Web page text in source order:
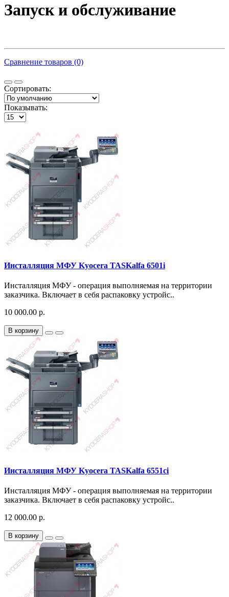
Запуск и обслуживание
Сравнение товаров (0)
Сортировать:
Показывать:
Инсталляция МФУ Kyocera TASKalfa 6501i
Инсталляция МФУ - операция выполняемая на территории
заказчика. Включает в себя распаковку устройс..
10 000.00 р.
В корзину
Инсталляция МФУ Kyocera TASKalfa 6551ci
Инсталляция МФУ - операция выполняемая на территории
заказчика. Включает в себя распаковку устройс..
12 000.00 р.
В корзину